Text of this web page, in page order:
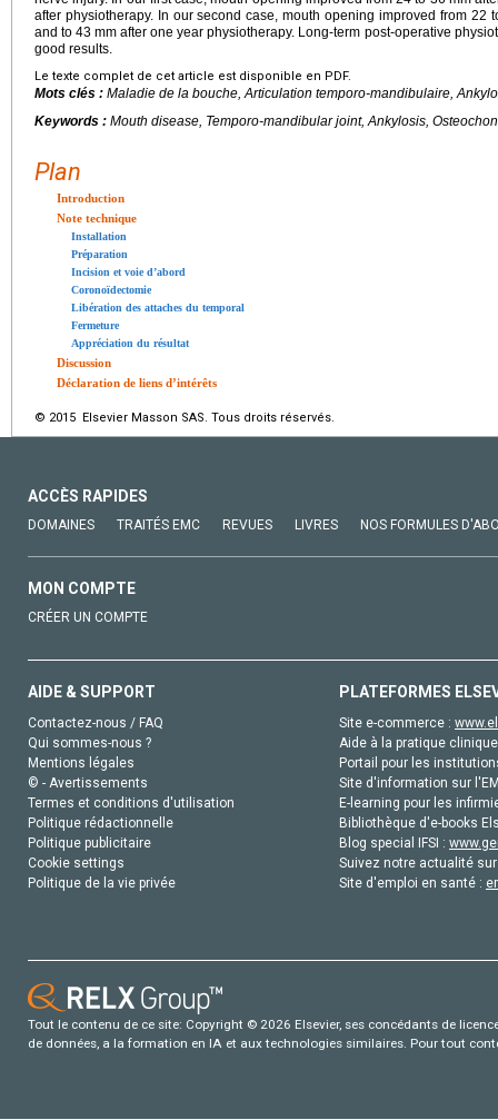
after physiotherapy. In our second case, mouth opening improved from 22
and to 43 mm after one year physiotherapy. Long-term post-operative
good results.
Le texte complet de cet article est disponible en PDF.
Mots clés : Maladie de la bouche, Articulation temporo-mandibulaire,
Keywords : Mouth disease, Temporo-mandibular joint, Ankylosis,
Plan
Introduction
Note technique
Installation
Préparation
Incision et voie d’abord
Coronoïdectomie
Libération des attaches du temporal
Fermeture
Appréciation du résultat
Discussion
Déclaration de liens d’intérêts
© 2015 Elsevier Masson SAS. Tous droits réservés.
ACCÈS RAPIDES
DOMAINES TRAITÉS EMC REVUES LIVRES NOS FORMULES
MON COMPTE
CRÉER UN COMPTE
AIDE & SUPPORT
Contactez-nous / FAQ
Qui sommes-nous ?
Mentions légales
© - Avertissements
Termes et conditions d'utilisation
Politique rédactionnelle
Politique publicitaire
Cookie settings
Politique de la vie privée
PLATEFORMES
Site e-commerce :
Aide à la pratique
Portail pour les
Site d'information sur
E-learning pour les
Bibliothèque d'e-books
Blog special IFSI :
Suivez notre actualité
Site d'emploi en santé :
Tout le contenu de ce site: Copyright © 2026 Elsevier, ses concédants de
de données, a la formation en IA et aux technologies similaires. Pour tout